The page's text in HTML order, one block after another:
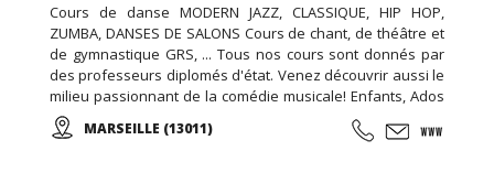
Cours de danse MODERN JAZZ, CLASSIQUE, HIP HOP,
ZUMBA, DANSES DE SALONS Cours de chant, de théâtre et
de gymnastique GRS, ... Tous nos cours sont donnés par
des professeurs diplomés d'état. Venez découvrir aussi le
milieu passionnant de la comédie musicale! Enfants, Ados
et Adultes. Stages vacances, Anniversaires, ... Cours
d'essai offert !
MARSEILLE (13011)